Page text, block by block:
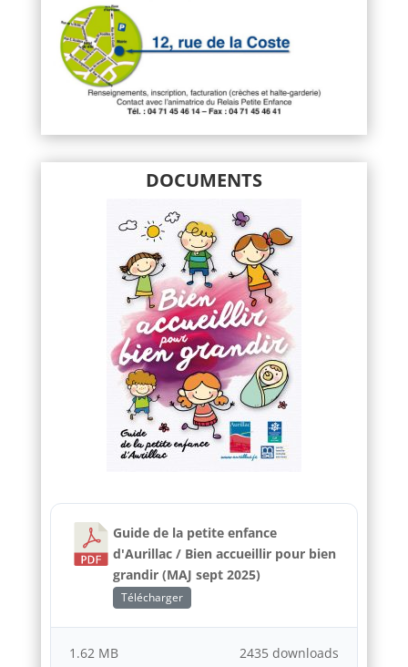
DOCUMENTS
Guide de la petite enfance
d'Aurillac / Bien accueillir pour bien
grandir (MAJ sept 2025)
Télécharger
2435 downloads
1.62 MB